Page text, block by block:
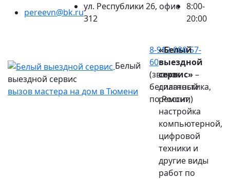
pereevn@bk.ru
ул. Республики 26, офис
312
8:00-
20:00
Белый
выездной сервис
вызов мастера на дом в Тюмени
8-912-080-57-
60
(звонок
бесплатный
по России)
«Белый
выездной
сервис» –
диагностика,
ремонт,
настройка
компьютерной,
цифровой
техники и
другие виды
работ по